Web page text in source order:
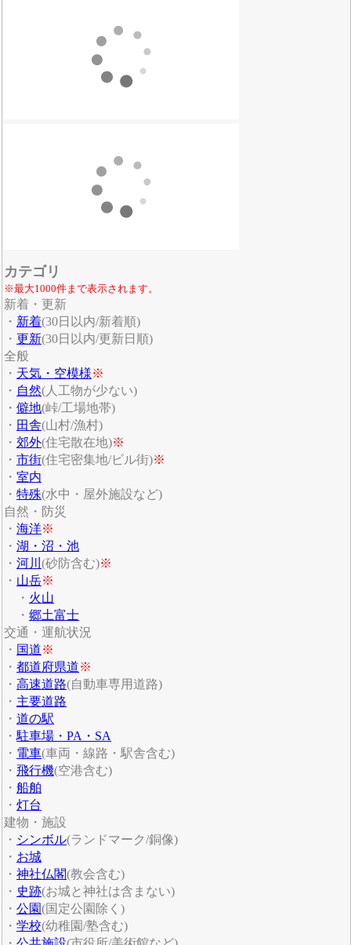
カテゴリ
※最大1000件まで表示されます。
新着・更新
・ 新着(30日以内/新着順)
・ 更新(30日以内/更新日順)
全般
・ 天気・空模様※
・ 自然(人工物が少ない)
・ 僻地(峠/工場地帯)
・ 田舎(山村/漁村)
・ 郊外(住宅散在地)※
・ 市街(住宅密集地/ビル街)※
・ 室内
・ 特殊(水中・屋外施設など)
自然・防災
・ 海洋※
・ 湖・沼・池
・ 河川 (砂防含む)※
・ 山岳※
・ 火山
・ 郷土富士
交通・運航状況
・ 国道※
・ 都道府県道※
・ 高速道路(自動車専用道路)
・ 主要道路
・ 道の駅
・駐車場・PA・SA
・ 電車(車両・線路・駅舎含む)
・ 飛行機(空港含む)
・ 船舶
・ 灯台
建物・施設
・ シンボル(ランドマーク/銅像)
・ お城
・ 神社仏閣(教会含む)
・ 史跡(お城と神社は含まない)
・ 公園(国定公園除く)
・ 学校(幼稚園/塾含む)